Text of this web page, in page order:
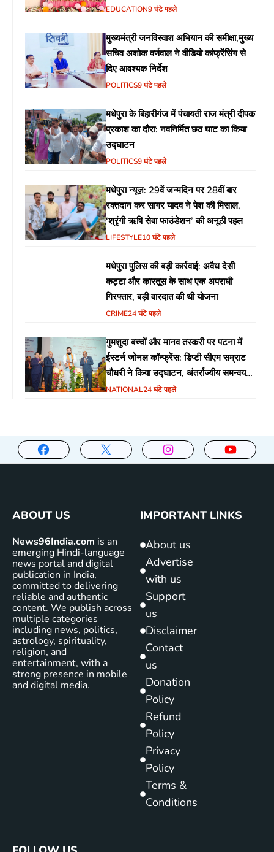
EDUCATION9 घंटे पहले
मुख्यमंत्री जनविस्वाश अभियान की समीक्षा,मुख्य
सचिव अशोक वर्णवाल ने वीडियो कांफ्रेंसिंग से
दिए आवश्यक निर्देश
POLITICS9 घंटे पहले
मधेपुरा के बिहारीगंज में पंचायती राज मंत्री दीपक
प्रकाश का दौरा: नवनिर्मित छठ घाट का किया
उद्घाटन
POLITICS9 घंटे पहले
मधेपुरा न्यूज़: 29वें जन्मदिन पर 28वीं बार
रक्तदान कर सागर यादव ने पेश की मिसाल,
‘श्रृंगी ऋषि सेवा फाउंडेशन’ की अनूठी पहल
LIFESTYLE10 घंटे पहले
मधेपुरा पुलिस की बड़ी कार्रवाई: अवैध देसी
कट्टा और कारतूस के साथ एक अपराधी
गिरफ्तार, बड़ी वारदात की थी योजना
CRIME24 घंटे पहले
गुमशुदा बच्चों और मानव तस्करी पर पटना में
ईस्टर्न जोनल कॉन्फ्रेंस: डिप्टी सीएम सम्राट
चौधरी ने किया उद्घाटन, अंतर्राज्यीय समन्वय
पर जोर
NATIONAL24 घंटे पहले
ABOUT US
News96India.com is an
emerging Hindi-language
news portal and digital
publication in India,
committed to delivering
reliable and authentic
content. We publish across
multiple categories
including news, politics,
astrology, spirituality,
religion, and
entertainment, with a
strong presence in mobile
and digital media.
IMPORTANT LINKS
About us
Advertise
with us
Support
us
Disclaimer
Contact
us
Donation
Policy
Refund
Policy
Privacy
Policy
Terms &
Conditions